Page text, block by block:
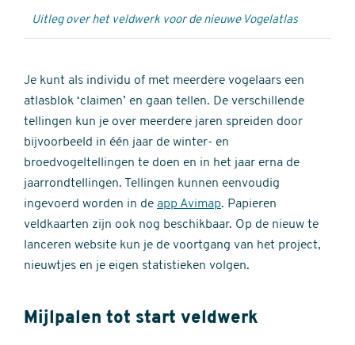
Uitleg over het veldwerk voor de nieuwe Vogelatlas
Je kunt als individu of met meerdere vogelaars een
atlasblok ‘claimen’ en gaan tellen. De verschillende
tellingen kun je over meerdere jaren spreiden door
bijvoorbeeld in één jaar de winter- en
broedvogeltellingen te doen en in het jaar erna de
jaarrondtellingen. Tellingen kunnen eenvoudig
ingevoerd worden in de app Avimap. Papieren
veldkaarten zijn ook nog beschikbaar. Op de nieuw te
lanceren website kun je de voortgang van het project,
nieuwtjes en je eigen statistieken volgen.
Mijlpalen tot start veldwerk